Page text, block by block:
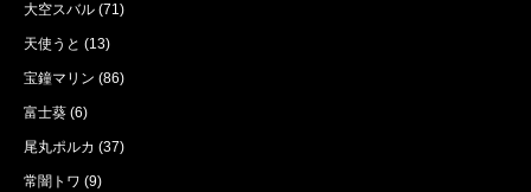
大空スバル (71)
天使うと (13)
宝鐘マリン (86)
富士葵 (6)
尾丸ポルカ (37)
常闇トワ (9)